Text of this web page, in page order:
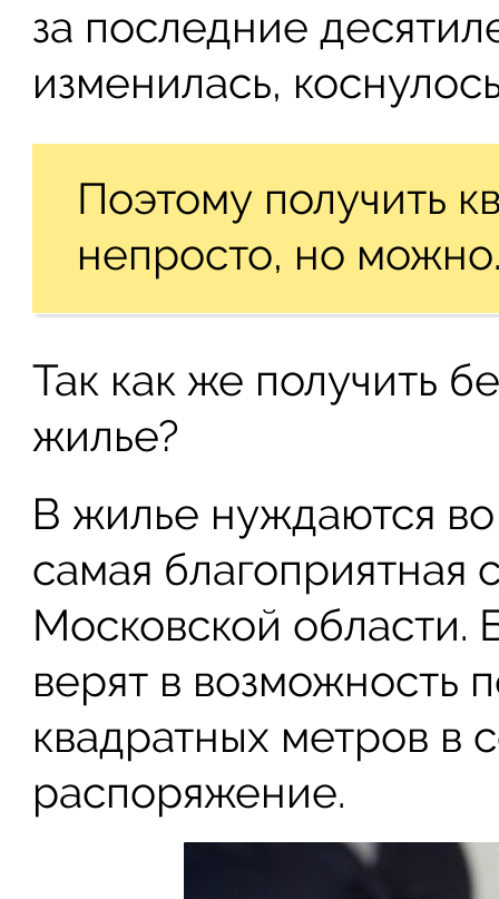
за последние
изменилась,
Поэтому получить
непросто, но
Так как же получить
жилье?
В жилье нуждаются
самая благоприятная
Московской области.
верят в возможность
квадратных метров в
распоряжение.